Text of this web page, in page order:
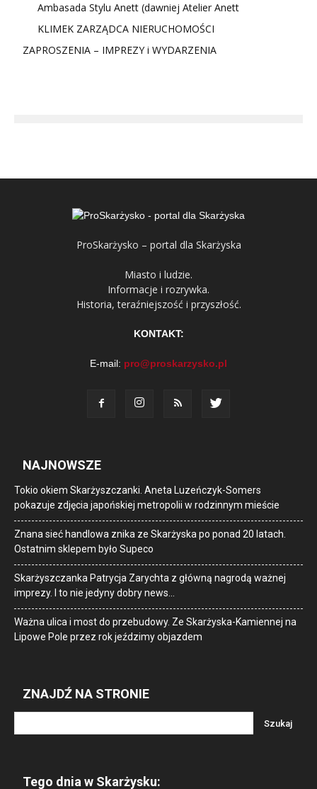
Ambasada Stylu Anett (dawniej Atelier Anett
KLIMEK ZARZĄDCA NIERUCHOMOŚCI
ZAPROSZENIA – IMPREZY i WYDARZENIA
ProSkarżysko – portal dla Skarżyska
Miasto i ludzie.
Informacje i rozrywka.
Historia, teraźniejszość i przyszłość.
KONTAKT:
E-mail: pro@proskarzysko.pl
NAJNOWSZE
Tokio okiem Skarżyszczanki. Aneta Luzeńczyk-Somers
pokazuje zdjęcia japońskiej metropolii w rodzinnym mieście
Znana sieć handlowa znika ze Skarżyska po ponad 20 latach.
Ostatnim sklepem było Supeco
Skarżyszczanka Patrycja Zarychta z główną nagrodą ważnej
imprezy. I to nie jedyny dobry news…
Ważna ulica i most do przebudowy. Ze Skarżyska-Kamiennej na
Lipowe Pole przez rok jeździmy objazdem
ZNAJDŹ NA STRONIE
Tego dnia w Skarżysku: